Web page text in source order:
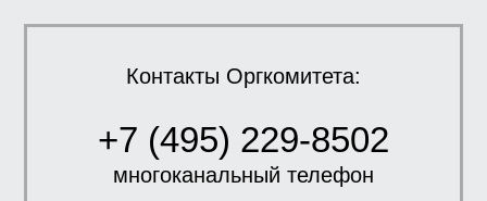
Контакты Оргкомитета:
+7 (495) 229-8502
многоканальный телефон